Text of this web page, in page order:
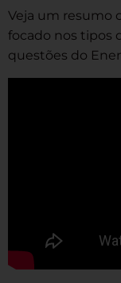
Veja um resumo
focado nos tipos
questões do